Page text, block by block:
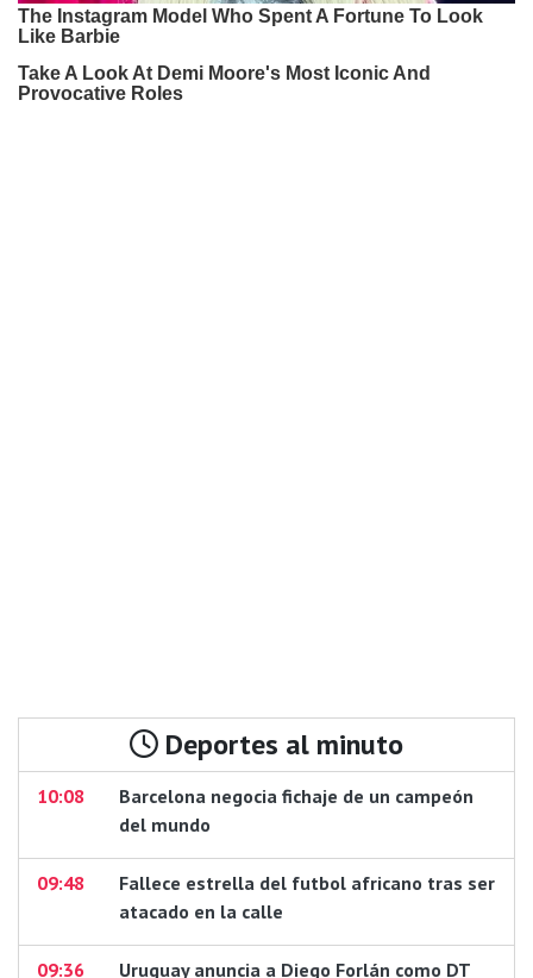
Deportes al minuto
10:08
Barcelona negocia fichaje de un campeón
del mundo
09:48
Fallece estrella del futbol africano tras ser
atacado en la calle
09:36 Uruguay anuncia a Diego Forlán como DT